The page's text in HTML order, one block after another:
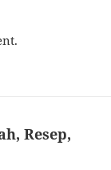
Resep,